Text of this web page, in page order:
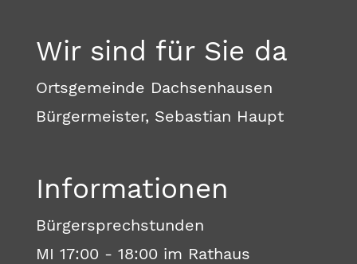
Wir sind für Sie da
Ortsgemeinde Dachsenhausen
Bürgermeister, Sebastian Haupt
Informationen
Bürgersprechstunden
MI 17:00 - 18:00 im Rathaus